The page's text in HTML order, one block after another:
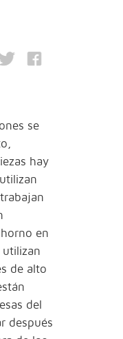
se
hay
en
utilizan
de alto
del
después